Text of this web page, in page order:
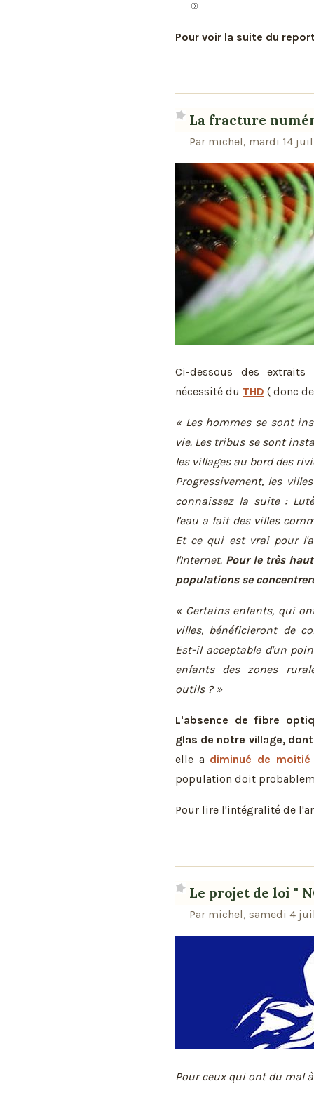
Pour voir la suite du
La fracture
Par michel, mardi 14
Ci-dessous des
nécessité du THD ( donc
« Les hommes se sont
vie. Les tribus se sont
les villages au bord des
Progressivement, les
connaissez la suite :
l'eau a fait des villes
Et ce qui est vrai pour
l'Internet. Pour le très
populations se
« Certains enfants, qui
villes, bénéficieront de
Est-il acceptable d'un
enfants des zones
outils ? »
L'absence de fibre
glas de notre village,
elle a diminué de moitié
population doit
Pour lire l'intégralité de
Le projet de loi "
Par michel, samedi 4
Pour ceux qui ont du mal